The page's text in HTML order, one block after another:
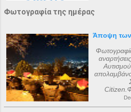
Φωτογραφία της ημέρας
Άποψη των